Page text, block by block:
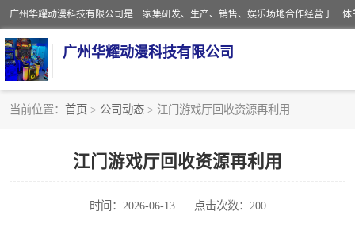
广州华耀动漫科技有限公司
当前位置： 首页 > 公司动态 > 江门游戏厅回收资源再利用
江门游戏厅回收资源再利用
时间：2026-06-13 点击次数：200